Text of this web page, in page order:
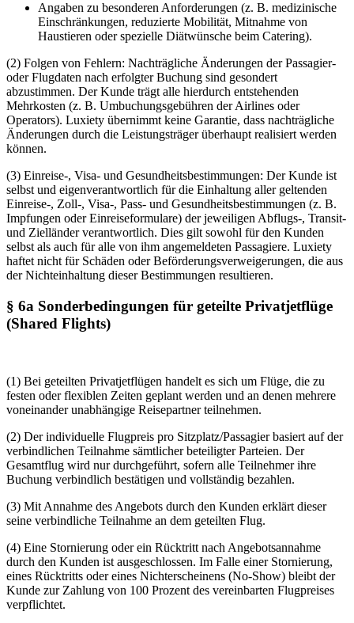
Angaben zu besonderen Anforderungen (z. B. medizinische
Einschränkungen, reduzierte Mobilität, Mitnahme von
Haustieren oder spezielle Diätwünsche beim Catering).
(2) Folgen von Fehlern: Nachträgliche Änderungen der Passagier-
oder Flugdaten nach erfolgter Buchung sind gesondert
abzustimmen. Der Kunde trägt alle hierdurch entstehenden
Mehrkosten (z. B. Umbuchungsgebühren der Airlines oder
Operators). Luxiety übernimmt keine Garantie, dass nachträgliche
Änderungen durch die Leistungsträger überhaupt realisiert werden
können.
(3) Einreise-, Visa- und Gesundheitsbestimmungen: Der Kunde ist
selbst und eigenverantwortlich für die Einhaltung aller geltenden
Einreise-, Zoll-, Visa-, Pass- und Gesundheitsbestimmungen (z. B.
Impfungen oder Einreiseformulare) der jeweiligen Abflugs-, Transit-
und Zielländer verantwortlich. Dies gilt sowohl für den Kunden
selbst als auch für alle von ihm angemeldeten Passagiere. Luxiety
haftet nicht für Schäden oder Beförderungsverweigerungen, die aus
der Nichteinhaltung dieser Bestimmungen resultieren.
§ 6a Sonderbedingungen für geteilte Privatjetflüge
(Shared Flights)
(1) Bei geteilten Privatjetflügen handelt es sich um Flüge, die zu
festen oder flexiblen Zeiten geplant werden und an denen mehrere
voneinander unabhängige Reisepartner teilnehmen.
(2) Der individuelle Flugpreis pro Sitzplatz/Passagier basiert auf der
verbindlichen Teilnahme sämtlicher beteiligter Parteien. Der
Gesamtflug wird nur durchgeführt, sofern alle Teilnehmer ihre
Buchung verbindlich bestätigen und vollständig bezahlen.
(3) Mit Annahme des Angebots durch den Kunden erklärt dieser
seine verbindliche Teilnahme an dem geteilten Flug.
(4) Eine Stornierung oder ein Rücktritt nach Angebotsannahme
durch den Kunden ist ausgeschlossen. Im Falle einer Stornierung,
eines Rücktritts oder eines Nichterscheinens (No-Show) bleibt der
Kunde zur Zahlung von 100 Prozent des vereinbarten Flugpreises
verpflichtet.